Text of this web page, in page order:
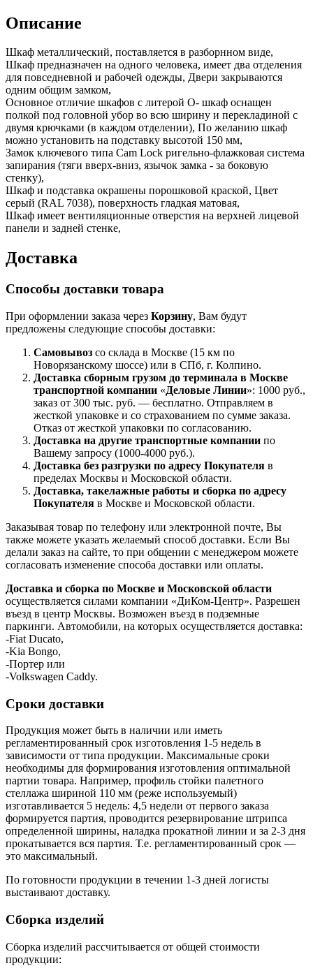
Описание
Шкаф металлический, поставляется в разборнном виде,
Шкаф предназначен на одного человека, имеет два отделения
для повседневной и рабочей одежды, Двери закрываются
одним общим замком,
Основное отличие шкафов с литерой О- шкаф оснащен
полкой под головной убор во всю ширину и перекладиной с
двумя крючками (в каждом отделении), По желанию шкаф
можно установить на подставку высотой 150 мм,
Замок ключевого типа Cam Lock ригельно-флажковая система
запирания (тяги вверх-вниз, язычок замка - за боковую
стенку),
Шкаф и подставка окрашены порошковой краской, Цвет
серый (RAL 7038), поверхность гладкая матовая,
Шкаф имеет вентиляционные отверстия на верхней лицевой
панели и задней стенке,
Доставка
Способы доставки товара
При оформлении заказа через Корзину, Вам будут
предложены следующие способы доставки:
Самовывоз со склада в Москве (15 км по
Новорязанскому шоссе) или в СПб, г. Колпино.
Доставка сборным грузом до терминала в Москве
транспортной компании «Деловые Линии»: 1000 руб.,
заказ от 300 тыс. руб. — бесплатно. Отправляем в
жесткой упаковке и со страхованием по сумме заказа.
Отказ от жесткой упаковки по согласованию.
Доставка на другие транспортные компании по
Вашему запросу (1000-4000 руб.).
Доставка без разгрузки по адресу Покупателя в
пределах Москвы и Московской области.
Доставка, такелажные работы и сборка по адресу
Покупателя в Москве и Московской области.
Заказывая товар по телефону или электронной почте, Вы
также можете указать желаемый способ доставки. Если Вы
делали заказ на сайте, то при общении с менеджером можете
согласовать изменение способа доставки или оплаты.
Доставка и сборка по Москве и Московской области
осуществляется силами компании «ДиКом-Центр». Разрешен
въезд в центр Москвы. Возможен въезд в подземные
паркинги. Автомобили, на которых осуществляется доставка:
-Fiat Ducato,
-Kia Bongo,
-Портер или
-Volkswagen Caddy.
Сроки доставки
Продукция может быть в наличии или иметь
регламентированный срок изготовления 1-5 недель в
зависимости от типа продукции. Максимальные сроки
необходимы для формирования изготовления оптимальной
партии товара. Например, профиль стойки палетного
стеллажа шириной 110 мм (реже используемый)
изготавливается 5 недель: 4,5 недели от первого заказа
формируется партия, проводится резервирование штрипса
определенной ширины, наладка прокатной линии и за 2-3 дня
прокатывается вся партия. Т.е. регламентированный срок —
это максимальный.
По готовности продукции в течении 1-3 дней логисты
выстаивают доставку.
Сборка изделий
Сборка изделий рассчитывается от общей стоимости
продукции: